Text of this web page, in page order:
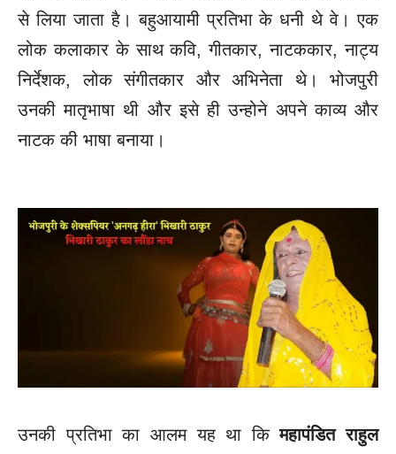
से लिया जाता है। बहुआयामी प्रतिभा के धनी थे वे। एक
लोक कलाकार के साथ कवि, गीतकार, नाटककार, नाट्य
निर्देशक, लोक संगीतकार और अभिनेता थे। भोजपुरी
उनकी मातृभाषा थी और इसे ही उन्होने अपने काव्य और
नाटक की भाषा बनाया।
उनकी प्रतिभा का आलम यह था किमहापंडित राहुल